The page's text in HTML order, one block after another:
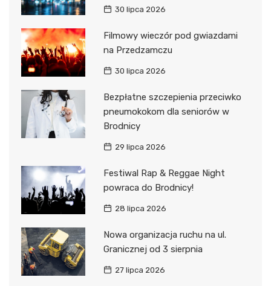
30 lipca 2026
Filmowy wieczór pod gwiazdami
na Przedzamczu
30 lipca 2026
Bezpłatne szczepienia przeciwko
pneumokokom dla seniorów w
Brodnicy
29 lipca 2026
Festiwal Rap & Reggae Night
powraca do Brodnicy!
28 lipca 2026
Nowa organizacja ruchu na ul.
Granicznej od 3 sierpnia
27 lipca 2026